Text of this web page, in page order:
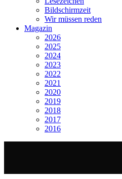
Bildschirmzeit
Wir müssen reden
Magazin
2026
2025
2024
2023
2022
2021
2020
2019
2018
2017
2016